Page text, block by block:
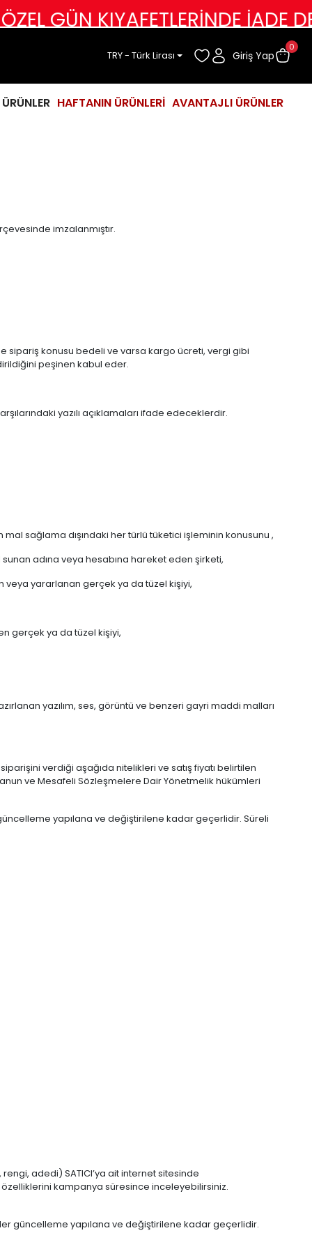
KIYAFETLERİNDE İADE
TRY - Türk Lirası Giriş Yap
0
HAFTANIN ÜRÜNLERİ AVANTAJLI ÜRÜNLER
imzalanmıştır.
sipariş konusu bedeli ve varsa kargo ücreti, vergi gibi
peşinen kabul eder.
yazılı açıklamaları ifade edeceklerdir.
mal sağlama dışındaki her türlü tüketici işleminin konusunu ,
adına veya hesabına hareket eden şirketi,
veya yararlanan gerçek ya da tüzel kişiyi,
gerçek ya da tüzel kişiyi,
yazılım, ses, görüntü ve benzeri gayri maddi malları
verdiği aşağıda nitelikleri ve satış fiyatı belirtilen
ve Mesafeli Sözleşmelere Dair Yönetmelik hükümleri
yapılana ve değiştirilene kadar geçerlidir. Süreli
adedi) SATICI’ya ait internet sitesinde
özelliklerini kampanya süresince inceleyebilirsiniz.
güncelleme yapılana ve değiştirilene kadar geçerlidir.